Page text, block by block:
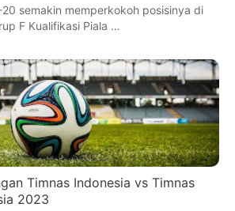
semakin memperkokoh posisinya di
F Kualifikasi Piala …
Timnas Indonesia vs Timnas
2023